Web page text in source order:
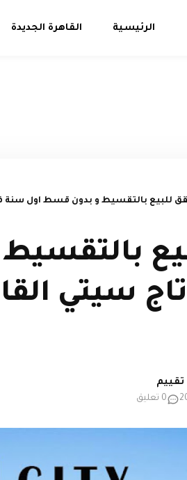
الرئيسية القاهرة الجديدة
للبيع بالتقسيط و بدون قسط اول سنة
سيتي
0 تعليق